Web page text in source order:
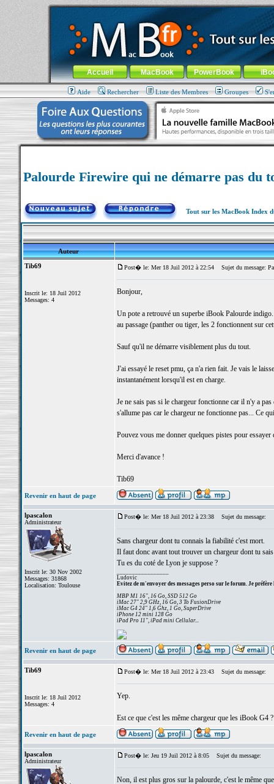
MacBook-fr.com : 100% Apple... 100% nomade !
Aller au contenu-Aller au menu général-Aller au menu de
Menu général
Accueil MacBook PowerBook
Aide Rechercher Liste des Membres Groupes
Palourde Firewire qui ne démarre pas du
Tout sur les MacBook Index
Auteur
Tib69
Inscrit le: 18 Juil 2012
Messages: 4
Post� le: Mer 18 Juil 2012 à 22:54 Sujet du message:
Bonjour,
Un pote a retrouvé un superbe iBook Palourde
au passage (panther ou tiger, les 2 fonctionnent sur
Sauf qu'il ne démarre visiblement plus du tout.
J'ai essayé le reset pmu, ça n'a rien fait. Je vais le
instantanément lorsqu'il est en charge.
Je ne sais pas si le chargeur fonctionne car il n'y a
s'allume pas car le chargeur ne fonctionne pas... Ce
Pouvez vous me donner quelques pistes pour essayer
Merci d'avance !
Tib69
Revenir en haut de page
lpascalon
Administrateur
Inscrit le: 30 Nov 2002
Messages: 31868
Localisation: Toulouse
Post� le: Mer 18 Juil 2012 à 23:38 Sujet du message:
Sans chargeur dont tu connais la fiabilité c'est mort.
Il faut donc avant tout trouver un chargeur dont tu
Tu es du coté de Lyon je suppose ?
Ludovic
Evitez de m'envoyer des messages perso sur le forum. Je préfère
MBP M1 16", 16 Go, SSD 512 Go
iMac 27" 2,9 GHz, 16 Go, 3 To FusionDrive
iMac G4 24" 1,6 Ghz, 1 Go, SuperDrive
iPhone 12 mini 128 Go
iPad Pro 11", iPad mini Cellular...
Revenir en haut de page
Tib69
Inscrit le: 18 Juil 2012
Messages: 4
Post� le: Mer 18 Juil 2012 à 23:43 Sujet du message:
Yep.
Est ce que c'est les même chargeur que les iBook G4 ?
Revenir en haut de page
lpascalon
Administrateur
Post� le: Jeu 19 Juil 2012 à 8:05 Sujet du message:
Non, il est plus gros sur la palourde, c'est le même